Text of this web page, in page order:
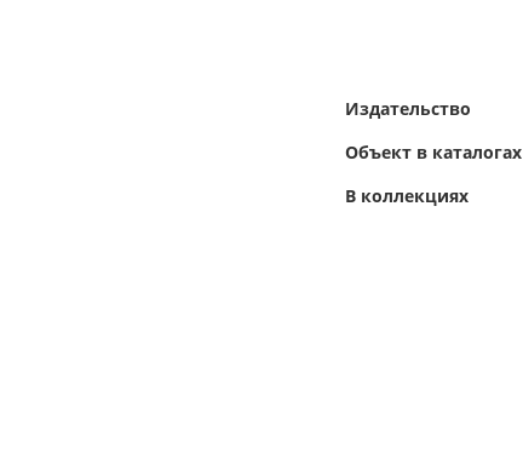
Издательство
Объект в каталогах
В коллекциях